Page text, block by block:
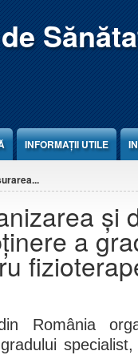
INFORMAȚII UTILE
şi
a
România